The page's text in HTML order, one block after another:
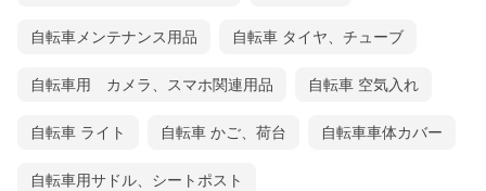
自転車メンテナンス用品 自転車 タイヤ、チューブ
自転車用 カメラ、スマホ関連用品 自転車 空気入れ
自転車 ライト 自転車 かご、荷台 自転車車体カバー
自転車用サドル、シートポスト